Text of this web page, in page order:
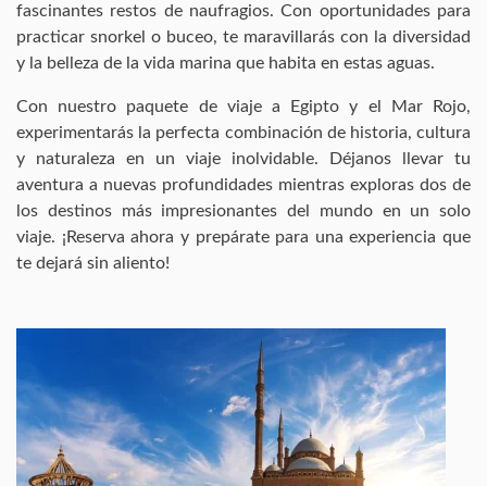
fascinantes restos de naufragios. Con oportunidades para
practicar snorkel o buceo, te maravillarás con la diversidad
y la belleza de la vida marina que habita en estas aguas.
Con nuestro paquete de viaje a Egipto y el Mar Rojo,
experimentarás la perfecta combinación de historia, cultura
y naturaleza en un viaje inolvidable. Déjanos llevar tu
aventura a nuevas profundidades mientras exploras dos de
los destinos más impresionantes del mundo en un solo
viaje. ¡Reserva ahora y prepárate para una experiencia que
te dejará sin aliento!